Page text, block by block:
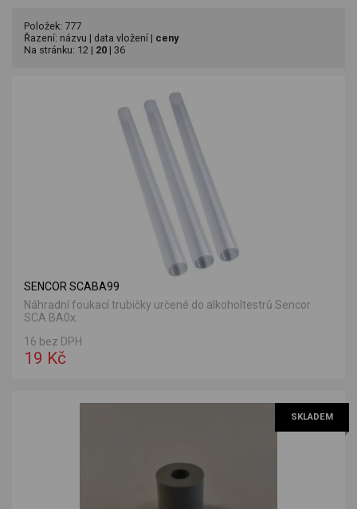
Položek: 777
Řazení: názvu | data vložení | ceny
Na stránku: 12 | 20 | 36
SENCOR SCABA99
Náhradní foukací trubičky určené do alkoholtestrů Sencor
SCA BA0x.
16 bez DPH
19 Kč
SKLADEM